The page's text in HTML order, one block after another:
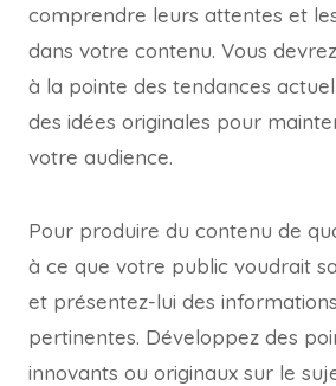
comprendre leurs attentes et
dans votre contenu. Vous
à la pointe des tendances
des idées originales pour
votre audience.
Pour produire du contenu de
à ce que votre public voudrait
et présentez-lui des
pertinentes. Développez des
innovants ou originaux sur le